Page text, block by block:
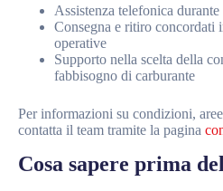
Assistenza telefonica
Consegna e ritiro concordati
operative
Supporto nella scelta della
fabbisogno di carburante
Per informazioni su condizioni,
contatta il team tramite la pagina
Cosa sapere prima